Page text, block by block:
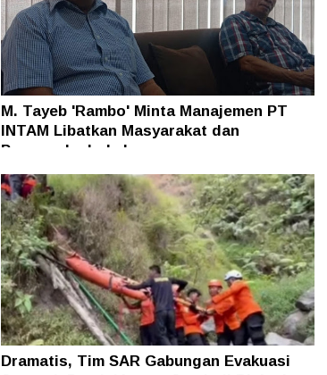
M. Tayeb 'Rambo' Minta Manajemen PT
INTAM Libatkan Masyarakat dan
Pengusaha Lokal
Dramatis, Tim SAR Gabungan Evakuasi